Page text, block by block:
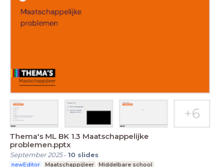
Thema's ML BK 1.3 Maatschappelijke
problemen.pptx
September 2025- 10 slides
newEditor Maatschappijleer
Middelbare school